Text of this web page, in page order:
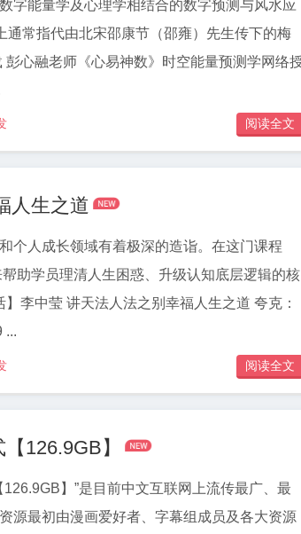
字能量学及心理学相结合的数字预测与风水应
通常指代由北宋邵康节（邵雍）先生传下的⁠梅
阅读全文
人生之道 
个人成长领域有着极深的造诣。在这门课程
帮助学员理清人生困惑、升级认知底层逻辑的核
...
阅读全文
126.9GB】 
】”是目前中文互联网上流传最广、最
源最初由漫画爱好者、字幕组成员及各大资源